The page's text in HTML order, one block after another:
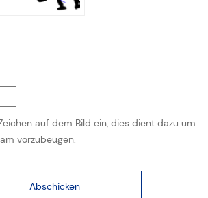
auf dem Bild ein, dies dient dazu um
vorzubeugen.